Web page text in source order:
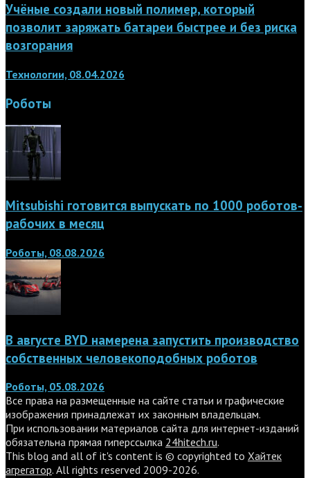
Учёные создали новый полимер, который
позволит заряжать батареи быстрее и без риска
возгорания
Технологии, 08.04.2026
Роботы
Mitsubishi готовится выпускать по 1000 роботов-
рабочих в месяц
Роботы, 08.08.2026
В августе BYD намерена запустить производство
собственных человекоподобных роботов
Роботы, 05.08.2026
Все права на размещенные на сайте статьи и графические
изображения принадлежат их законным владельцам.
При использовании материалов сайта для интернет-изданий
обязательна прямая гиперссылка 24hitech.ru.
This blog and all of it's content is © copyrighted to Хайтек
агрегатор. All rights reserved 2009-2026.